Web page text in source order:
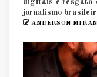
digitais e resgata
jornalismo
ANDERSON